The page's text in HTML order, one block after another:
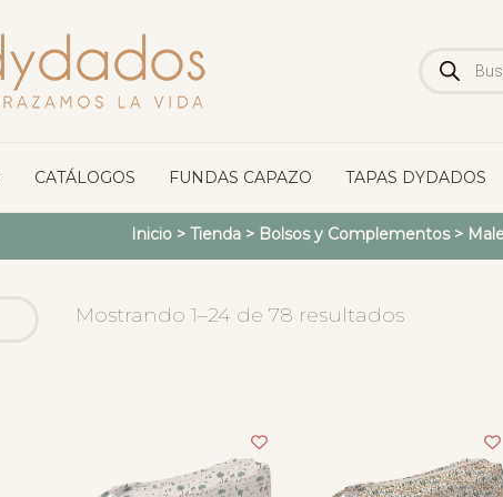
de
CATÁLOGOS FUNDAS CAPAZO TAPAS DYDADOS
Inicio> Tienda> Bolsos y Complementos>
Mostrando 1–24 de 78 resultados